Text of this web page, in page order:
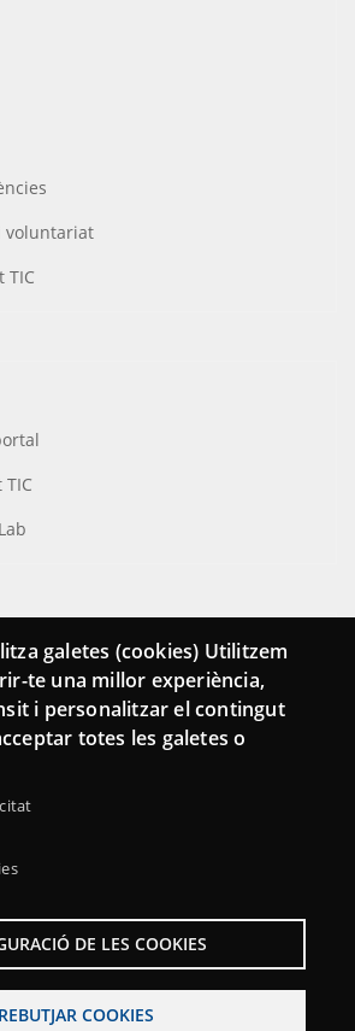
voluntariat
TIC
galetes (cookies) Utilitzem
te una millor experiència,
i personalitzar el contingut
totes les galetes o
DE LES COOKIES
REBUTJAR COOKIES